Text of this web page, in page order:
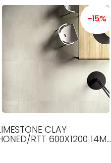
-15%
CLAY
RTT 600X1200 14MM